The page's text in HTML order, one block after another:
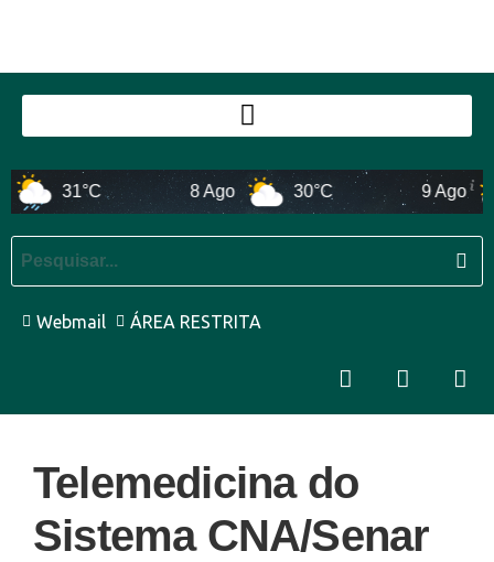
31°C 8 Ago 30°C 9 Ago
Webmail ÁREA RESTRITA
Telemedicina do
Sistema CNA/Senar